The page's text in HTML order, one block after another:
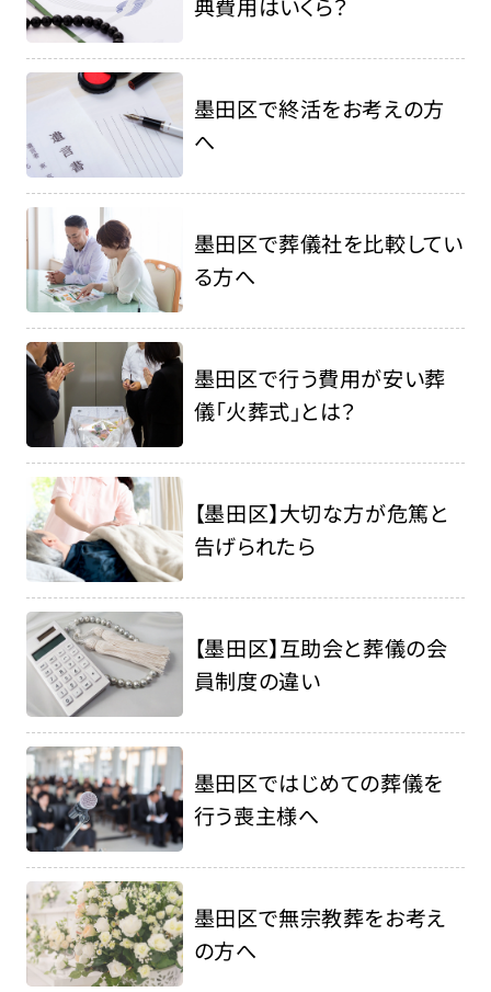
典費用はいくら？
墨田区で終活をお考えの方
へ
墨田区で葬儀社を比較してい
る方へ
墨田区で行う費用が安い葬
儀「火葬式」とは？
【墨田区】大切な方が危篤と
告げられたら
【墨田区】互助会と葬儀の会
員制度の違い
墨田区ではじめての葬儀を
行う喪主様へ
墨田区で無宗教葬をお考え
の方へ